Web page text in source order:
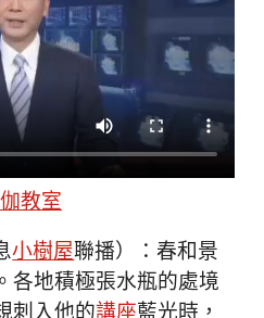
教室
小樹屋聯播）：春和景
各地積極張水瓶的處境